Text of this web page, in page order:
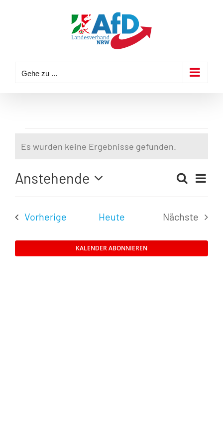
Gehe zu ...
Hinweis
Es wurden keine Ergebnisse gefunden.
und
Suche
Liste
Anstehende
Datum
wählen.
VorherigeVeranstaltungen
Heute
Nächste
KALENDER ABONNIEREN